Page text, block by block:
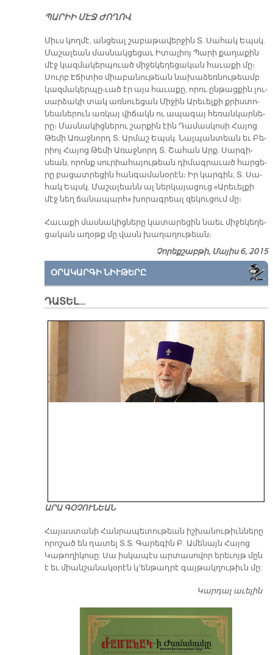
ՊԱ­ՐԻԻ ՄԷՋ ԺՈ­ՂՈՎ
Միւս կող­մէ, ան­ցեալ շա­բա­թա­վեր­ջին Տ. Սա­հակ Եպսկ.
Մա­շա­լեան մաս­նակ­ցե­ցաւ Ի­տա­լիոյ Պա­րի քա­ղա­քին
մէջ կազ­մա­կեր­պուած մի­ջե­կե­ղե­ցա­կան հա­ւա­քի մը։
Սուրբ Է­ճի­տիօ միա­բա­նու­թեան նա­խա­ձեռ­նու­թեամբ
կազ­մա­կեր­պը-ւած էր այս հա­ւա­քը, ո­րու ըն­թաց­քին լու­
սար­ձա­կի տակ առնուե­ցան Մի­ջին Ա­րե­ւել­քի քրիս­տո­
նեա­նե­րուն առ­կայ վի­ճակն ու ա­պա­գայ հե­ռան­կար­նե­
րը։ Մաս­նա­կից­նե­րու շար­քին էին Դա­մաս­կո­սի Հա­յոց
Թե­մի Ա­ռաջ­նորդ Տ. Ար­մաշ Եպսկ. Նալ­պան­տեան եւ Բե­
րիոյ Հա­յոց Թե­մի Ա­ռաջ­նորդ Տ. Շա­հան Արք. Սար­գի­
սեան, ո­րոնք սու­րիա­հա­յու­թեան դի­մագ­րա­ւած հար­ցե­
րը բա­ցատ­րե­ցին հան­գա­մա­նօ­րէն։ Իր կար­գին, Տ. Սա­
հակ Եպսկ. Մա­շա­լեանն ալ ներ­կա­յա­ցուց «Ա­րե­ւել­քի
մէջ նեղ ճա­նա­պարհ» խո­րագ­րեալ զե­կու­ցում մը։
Հա­ւա­քի մաս­նա­կից­նե­րը կա­տա­րե­ցին նաեւ մի­ջե­կե­ղե­
ցա­կան ա­ղօթք մը վասն խա­ղա­ղու­թեան։
Չորեքշաբթի, Մայիս 6, 2015
ՕՐԱԿԱՐԳԻ ՆԻՒԹԵՐԸ
ԴԱՏԵԼ…
ԱՐԱ ԳՕՉՈՒՆԵԱՆ
​Հայաստանի Հանրապետութեան իշխանութիւնները
որոշած են դատել Տ.Տ. Գարեգին Բ. Ամենայն Հայոց
Կաթողիկոսը: Սա իսկապէս արտասովոր երեւոյթ մըն
է եւ միանշանակօրէն կ՚ենթադրէ գայթակղութիւն մը:
Կարդալ աւելին